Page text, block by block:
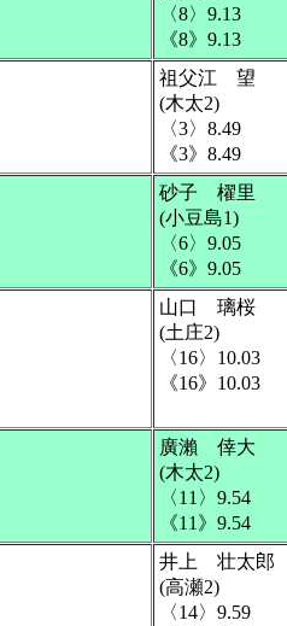
〈8〉9.13
《8》9.13
祖父江 望
(木太2)
〈3〉8.49
《3》8.49
砂子 櫂里
(小豆島1)
〈6〉9.05
《6》9.05
山口 璃桜
(土庄2)
〈16〉10.03
《16》10.03
廣瀨 倖大
(木太2)
〈11〉9.54
《11》9.54
井上 壮太郎
(高瀬2)
〈14〉9.59